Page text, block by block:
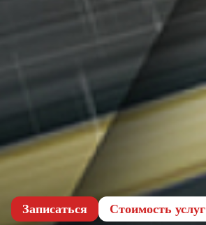
Записаться Cтоимость услуг